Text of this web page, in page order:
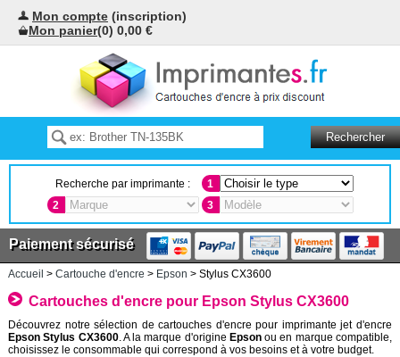
Mon compte (inscription)
Mon panier(0) 0,00 €
Recherche par imprimante :
1
2
3
Paiement sécurisé
Accueil > Cartouche d'encre > Epson > Stylus CX3600
Cartouches d'encre pour Epson Stylus CX3600
Découvrez notre sélection de cartouches d'encre pour imprimante jet d'encre
Epson Stylus CX3600. A la marque d'origine Epsonou en marque compatible,
choisissez le consommable qui correspond à vos besoins et à votre budget.